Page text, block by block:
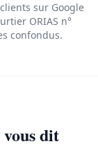
sur Google
ORIAS n°
confondus.
dit